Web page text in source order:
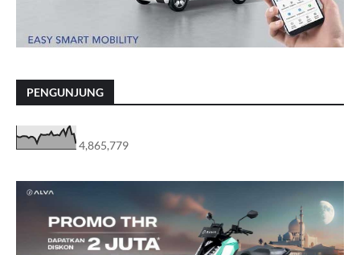
PENGUNJUNG
4,865,779